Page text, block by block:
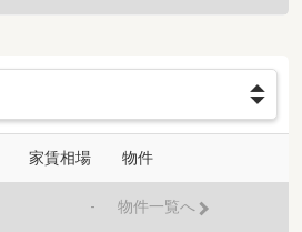
家賃相場 物件
- 物件一覧へ